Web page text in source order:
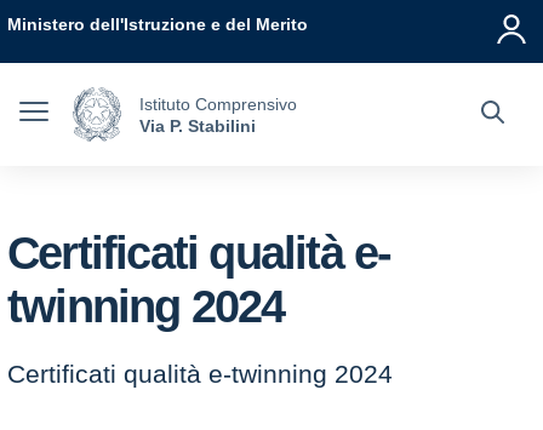
Ministero dell'Istruzione e del Merito
Istituto Comprensivo
Via P. Stabilini
Certificati qualità e-
twinning 2024
Certificati qualità e-twinning 2024